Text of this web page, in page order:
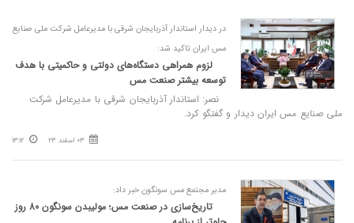
در دیدار استاندار آذربایجان شرقی با مدیرعامل شرکت ملی صنایع
مس ایران تاکید شد:
لزوم همراهی دستگاه‌های دولتی و حاکمیتی با هدف
توسعه بیشتر صنعت مس
نصر: استاندار آذربایجان شرقی با مدیرعامل شرکت
ملی صنایع مس ایران دیدار و گفتگو کرد.
03 اسفند 23 13:12
مدیر مجتمع مس سونگون خبر داد:
تاریخ‌سازی در صنعت مس؛ مولیبدن سونگون 80 روز